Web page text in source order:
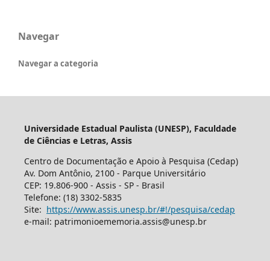
Navegar
Navegar a categoria
Universidade Estadual Paulista (UNESP), Faculdade
de Ciências e Letras, Assis
Centro de Documentação e Apoio à Pesquisa (Cedap)
Av. Dom Antônio, 2100 - Parque Universitário
CEP: 19.806-900 - Assis - SP - Brasil
Telefone: (18) 3302-5835
Site: https://www.assis.unesp.br/#!/pesquisa/cedap
e-mail: patrimonioememoria.assis@unesp.br